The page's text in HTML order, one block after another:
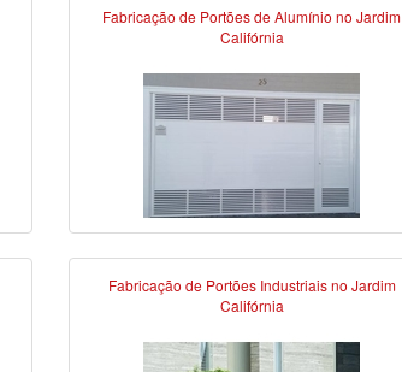
Fabricação de Portões de Alumínio no Jardim
Califórnia
Fabricação de Portões Industriais no Jardim
Califórnia